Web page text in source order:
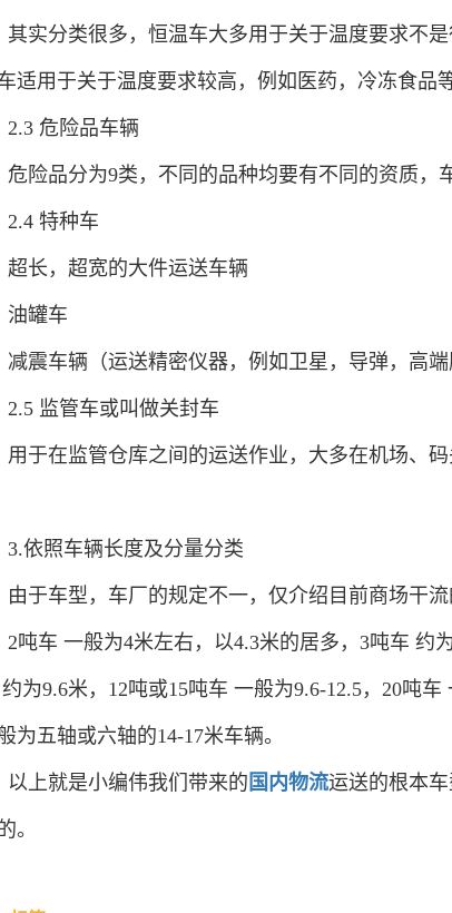
其实分类很多，恒温车大多用于关于温度要求不
适用于关于温度要求较高，例如医药，冷冻食品等
2.3 危险品车辆
危险品分为9类，不同的品种均要有不同的资质，
2.4 特种车
超长，超宽的大件运送车辆
油罐车
减震车辆（运送精密仪器，例如卫星，导弹，高端
2.5 监管车或叫做关封车
用于在监管仓库之间的运送作业，大多在机场、
3.依照车辆长度及分量分类
由于车型，车厂的规定不一，仅介绍目前商场干流
2吨车 一般为4米左右，以4.3米的居多，3吨车 约
为9.6米，12吨或15吨车 一般为9.6-12.5，20吨
为五轴或六轴的14-17米车辆。
以上就是小编伟我们带来的 国内物流运送的根本
。